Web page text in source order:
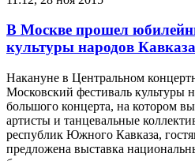
В Москве прошел
культуры народов Кавказа
Накануне в Центральном
Московский фестиваль культуры
большого концерта, на котором
артисты и танцевальные
республик Южного Кавказа,
предложена выставка